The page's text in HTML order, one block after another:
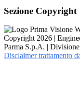
Sezione Copyright
Copyright 2026 |
Parma S.p.A. |
Disclaimer trattamento